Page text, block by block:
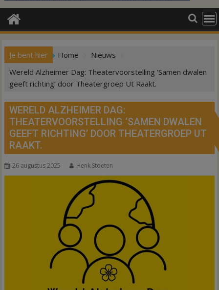
Je bent hier Home
Nieuws
Wereld Alzheimer Dag: Theatervoorstelling ‘Samen dwalen
geeft richting’ door Theatergroep Ut Raakt.
WERELD ALZHEIMER DAG:
THEATERVOORSTELLING ‘SAMEN DWALEN
GEEFT RICHTING’ DOOR THEATERGROEP UT
RAAKT.
26 augustus 2025 Henk Stoeten